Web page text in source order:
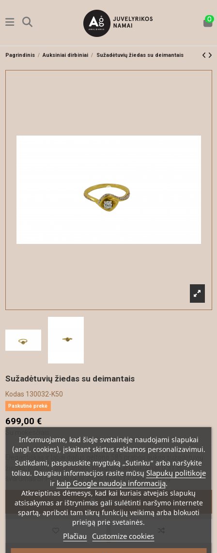
0
Pagrindinis Auksiniai dirbiniai Sužadėtuvių žiedas su deimantais
Sužadėtuvių žiedas su deimantais
Kodas 130032-K50
Paskutinė prekė
699,00 €
Su mokesčiais
žiedas, puoštas deimantais. Bendras karatiškumas 0,31 ct,
švarumas SI-P2, spalva W. Žiedo dydis 17, svoris 2,49 g.
Į krepšelį
Informuojame, kad šioje svetainėje naudojami slapukai
(angl. cookies), įskaitant skirtus reklamos personalizavimui.
Sutikdami, paspauskite mygtuką „Sutinku“ arba naršykite
toliau. Daugiau informacijos rasite mūsų Slapukų politikoje
ir kaip Google naudoja informaciją.
Atkreiptinas dėmesys, kad kai kuriais atvejais slapukų
atsisakymas ar ištrynimas gali sulėtinti naršymo internete
spartą, apriboti tam tikrų funkcijų veikimą arba blokuoti
prieigą prie svetainės.
Plačiau Customize cookies